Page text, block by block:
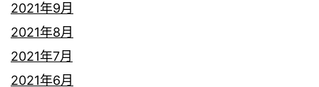
2021年9月
2021年8月
2021年7月
2021年6月